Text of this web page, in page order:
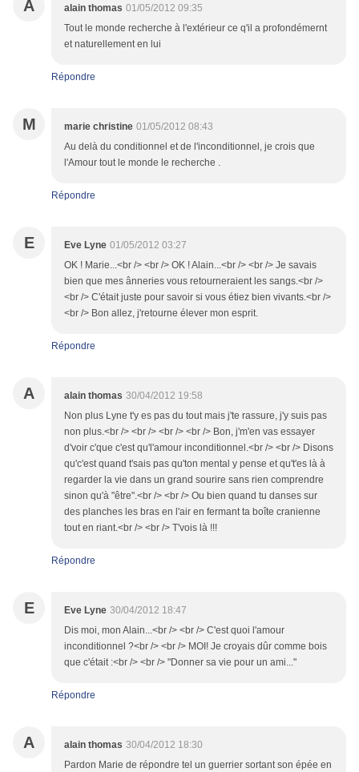
A alain thomas 01/05/2012 09:35
Tout le monde recherche à l'extérieur ce q'il a profondémernt
et naturellement en lui
Répondre
M marie christine 01/05/2012 08:43
Au delà du conditionnel et de l'inconditionnel, je crois que
l'Amour tout le monde le recherche .
Répondre
E Eve Lyne 01/05/2012 03:27
OK ! Marie...<br /> <br /> OK ! Alain...<br /> <br /> Je savais
bien que mes ânneries vous retourneraient les sangs.<br />
<br /> C'était juste pour savoir si vous étiez bien vivants.<br />
<br /> Bon allez, j'retourne élever mon esprit.
Répondre
A alain thomas 30/04/2012 19:58
Non plus Lyne t'y es pas du tout mais j'te rassure, j'y suis pas
non plus.<br /> <br /> <br /> <br /> Bon, j'm'en vas essayer
d'voir c'que c'est qu'l'amour inconditionnel.<br /> <br /> Disons
qu'c'est quand t'sais pas qu'ton mental y pense et qu't'es là à
regarder la vie dans un grand sourire sans rien comprendre
sinon qu'à "être".<br /> <br /> Ou bien quand tu danses sur
des planches les bras en l'air en fermant ta boîte cranienne
tout en riant.<br /> <br /> T'vois là !!!
Répondre
E Eve Lyne 30/04/2012 18:47
Dis moi, mon Alain...<br /> <br /> C'est quoi l'amour
inconditionnel ?<br /> <br /> MOI! Je croyais dûr comme bois
que c'était :<br /> <br /> "Donner sa vie pour un ami..."
Répondre
A alain thomas 30/04/2012 18:30
Pardon Marie de répondre tel un guerrier sortant son épée en